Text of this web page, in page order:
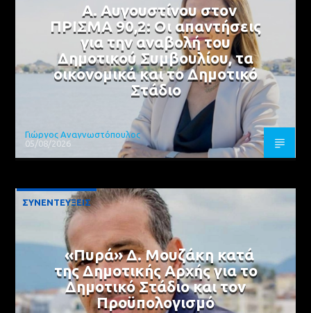
Α. Αυγουστίνου στον
ΠΡΙΣΜΑ 90,2: Οι απαντήσεις
για την αναβολή του
Δημοτικού Συμβουλίου, τα
οικονομικά και το Δημοτικό
Στάδιο
Γιώργος Αναγνωστόπουλος
05/08/2026
ΣΥΝΕΝΤΕΥΞΕΙΣ
«Πυρά» Δ. Μουζάκη κατά
της Δημοτικής Αρχής για το
Δημοτικό Στάδιο και τον
Προϋπολογισμό